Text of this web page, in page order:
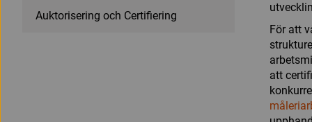
Auktorisering och Certifiering
För att
att